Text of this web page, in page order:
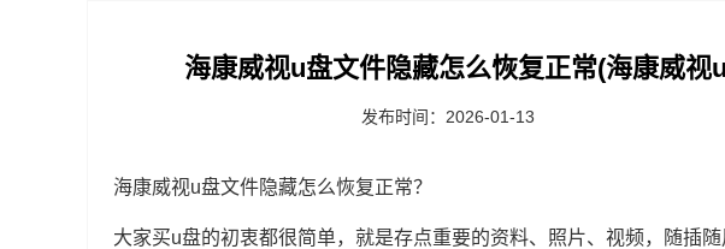
海康威视u盘文件隐藏怎么恢复正常(海康威视
发布时间：2026-01-13
海康威视u盘文件隐藏怎么恢复正常？
大家买u盘的初衷都很简单，就是存点重要的资料、照片、视频，随插